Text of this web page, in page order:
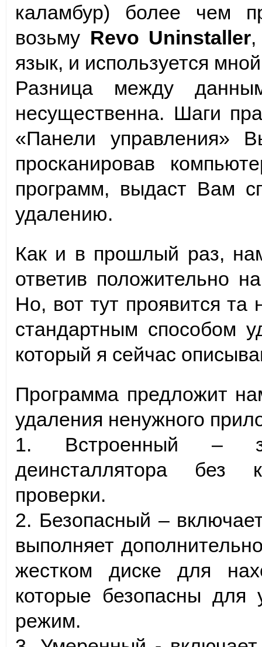
каламбур) более чем
возьму Revo Uninstaller
язык, и используется
Разница между
несущественна. Шаги
«Панели управления»
просканировав
программ, выдаст Вам
удалению.
Как и в прошлый раз,
ответив положительно
Но, вот тут проявится та
стандартным способом
который я сейчас
Программа предложит
удаления ненужного
1. Встроенный –
деинсталлятора без
проверки.
2. Безопасный –
выполняет
жестком диске для
которые безопасны
режим.